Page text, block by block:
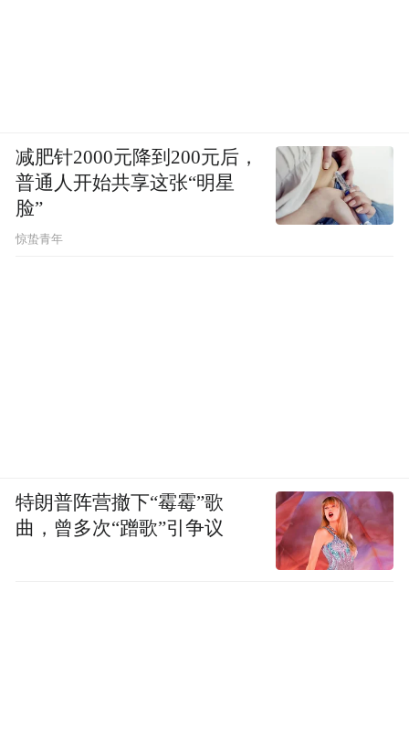
pictures and audios if any) is uploaded and posted
by the user of Dafeng Hao, which is a social media
platform and merely provides information storage
减肥针2000元降到200元后，
普通人开始共享这张“明星
脸”
惊蛰青年
特朗普阵营撤下“霉霉”歌
曲，曾多次“蹭歌”引争议